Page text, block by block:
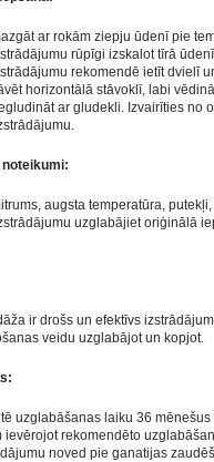
ar rokām ziepju ūdenī pie
rūpīgi izskalot tīrā
rekomendē ietīt dvielī
horizontālā stāvoklī, labi
ar gludekli. Izvairīties no
augsta temperatūra,
uzglabājiet oriģinālā
ir drošs un efektīvs
veidu uzglabājot un kopjot.
uzglabāšanas laiku 36
ievērojot rekomendēto
noved pie ganatijas